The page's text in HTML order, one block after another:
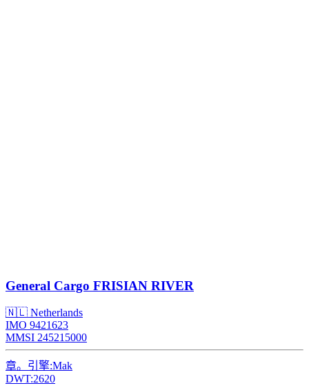
General Cargo FRISIAN RIVER
🇳🇱 Netherlands
IMO 9421623
MMSI 245215000
章。引擎:Mak
DWT:2620